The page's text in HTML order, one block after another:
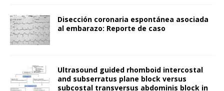
Disección coronaria espontánea asociada
al embarazo: Reporte de caso
Ultrasound guided rhomboid intercostal
and subserratus plane block versus
subcostal transversus abdominis block in